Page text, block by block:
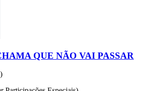
QUE NÃO VAI PASSAR